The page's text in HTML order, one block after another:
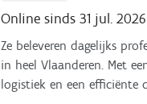
Online sinds 31 jul. 2026
Ze beleveren dagelijks
in heel Vlaanderen. Met
logistiek en een efficiënte